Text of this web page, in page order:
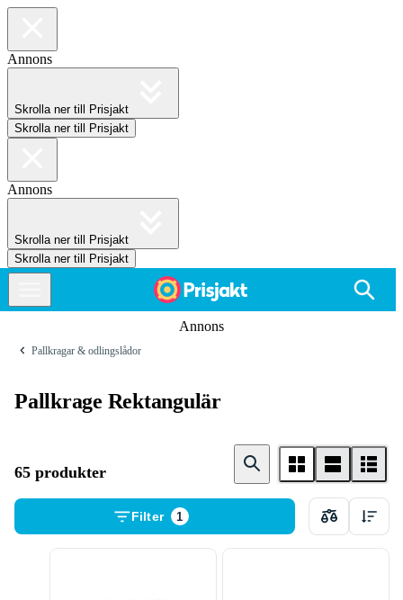
Annons
Skrolla ner till Prisjakt
Skrolla ner till Prisjakt
Annons
Skrolla ner till Prisjakt
Skrolla ner till Prisjakt
Annons
Pallkragar & odlingslådor
Pallkrage Rektangulär
65 produkter
Filter 1